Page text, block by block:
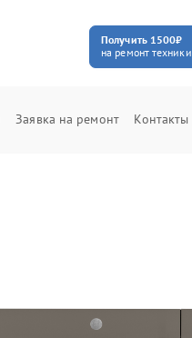
Получить 1500₽
на ремонт техники
Заявка на ремонт Контакты